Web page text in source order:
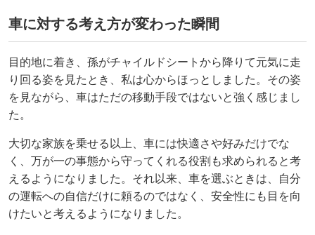
車に対する考え方が変わった瞬間
目的地に着き、孫がチャイルドシートから降りて元気に走
り回る姿を見たとき、私は心からほっとしました。その姿
を見ながら、車はただの移動手段ではないと強く感じまし
た。
大切な家族を乗せる以上、車には快適さや好みだけでな
く、万が一の事態から守ってくれる役割も求められると考
えるようになりました。それ以来、車を選ぶときは、自分
の運転への自信だけに頼るのではなく、安全性にも目を向
けたいと考えるようになりました。